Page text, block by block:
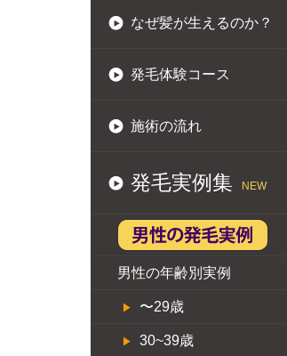
なぜ髪が生えるのか？
発毛体験コース
施術の流れ
発毛実例集 NEW
男性の年齢別実例
〜29歳
30~39歳